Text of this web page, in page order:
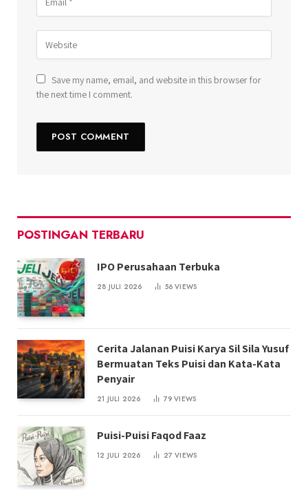
Save my name, email, and website in this browser for
the next time I comment.
POSTINGAN TERBARU
IPO Perusahaan Terbuka
28 JULI 2026 56VIEWS
Cerita Jalanan Puisi Karya Sil Sila Yusuf
Bermuatan Teks Puisi dan Kata-Kata
Penyair
21 JULI 2026 79VIEWS
Puisi-Puisi Faqod Faaz
12 JULI 2026 27VIEWS